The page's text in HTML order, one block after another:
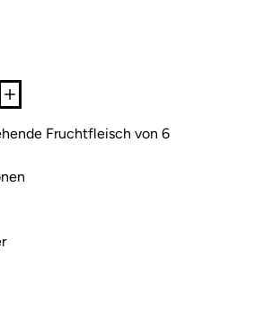
Fruchtfleisch von 6